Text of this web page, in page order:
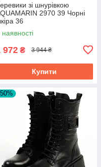
зі шнурівкою
2970 39 Чорні
36
наявності
972 ₴ 3 944 ₴
Купити